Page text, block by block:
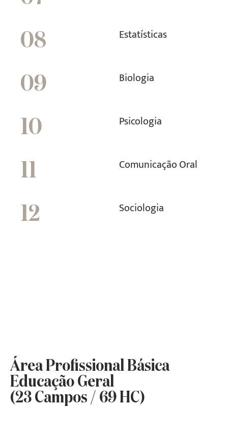
08 Estatísticas
09 Biologia
10 Psicologia
11 Comunicação Oral
12 Sociologia
Área Profissional Básica
Educação Geral
(23 Campos / 69 HC)